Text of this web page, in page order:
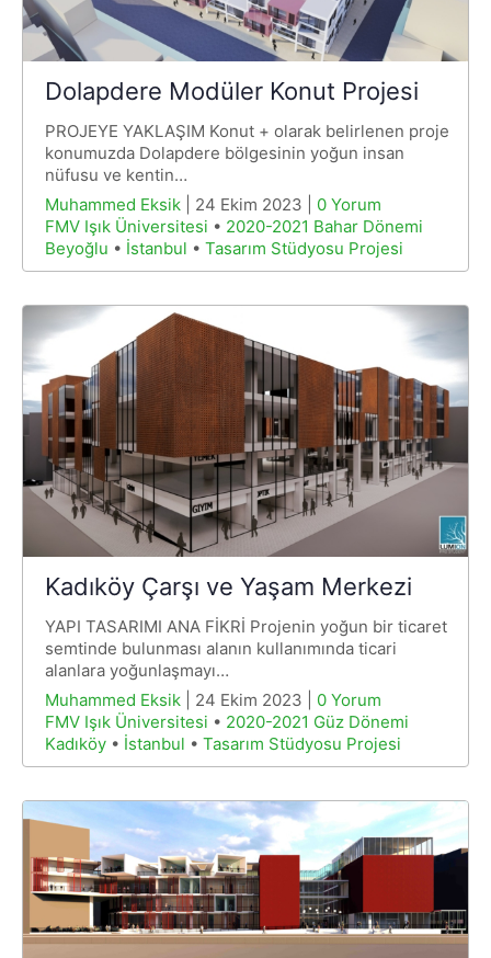
Dolapdere Modüler Konut Projesi
PROJEYE YAKLAŞIM Konut + olarak belirlenen proje
konumuzda Dolapdere bölgesinin yoğun insan
nüfusu ve kentin…
Muhammed Eksik | 24 Ekim 2023 | 0 Yorum
FMV Işık Üniversitesi • 2020-2021 Bahar Dönemi
Beyoğlu • İstanbul • Tasarım Stüdyosu Projesi
Kadıköy Çarşı ve Yaşam Merkezi
YAPI TASARIMI ANA FİKRİ Projenin yoğun bir ticaret
semtinde bulunması alanın kullanımında ticari
alanlara yoğunlaşmayı…
Muhammed Eksik | 24 Ekim 2023 | 0 Yorum
FMV Işık Üniversitesi • 2020-2021 Güz Dönemi
Kadıköy • İstanbul • Tasarım Stüdyosu Projesi